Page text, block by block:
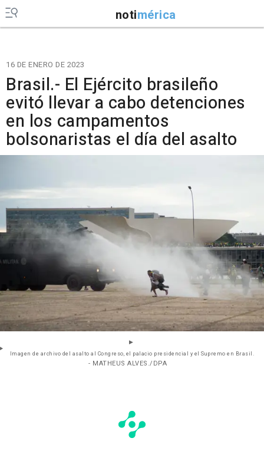
notimérica
16 DE ENERO DE 2023
Brasil.- El Ejército brasileño
evitó llevar a cabo detenciones
en los campamentos
bolsonaristas el día del asalto
Imagen de archivo del asalto al Congreso, el palacio presidencial y el Supremo en Brasil.
- MATHEUS ALVES./DPA